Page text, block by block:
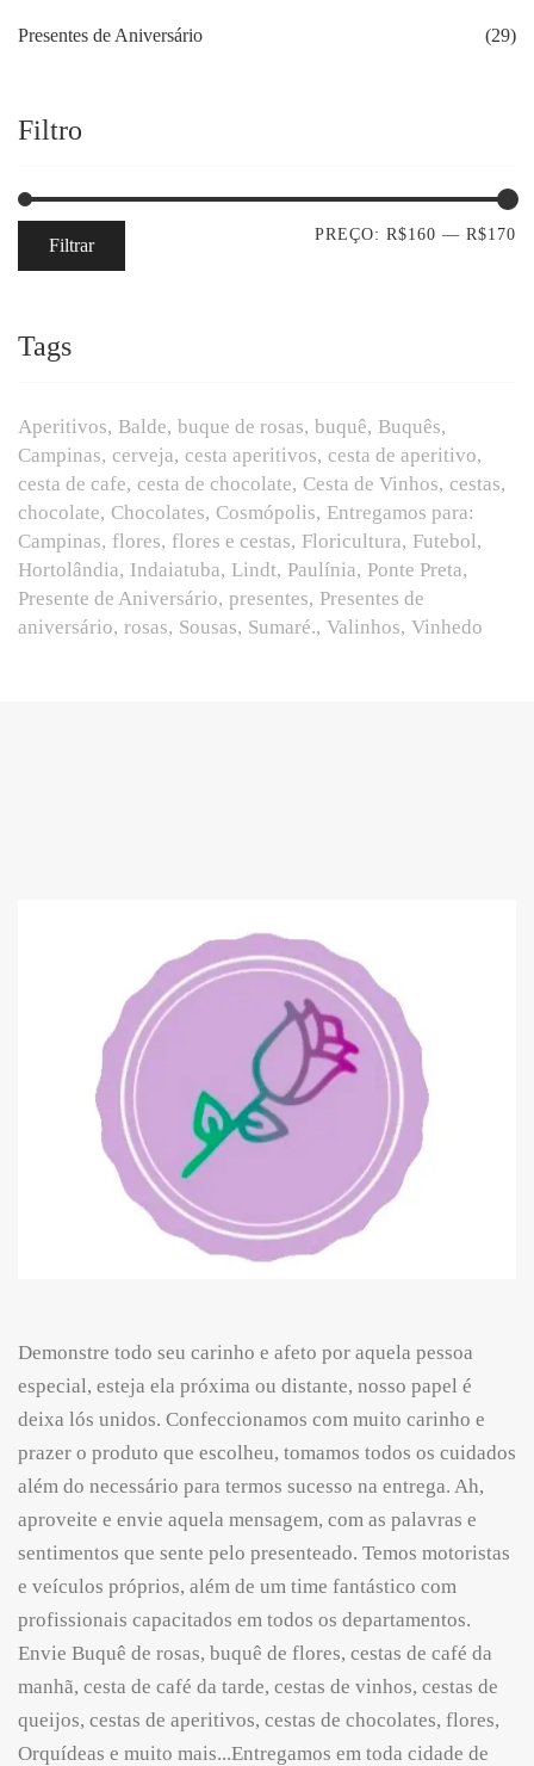
Presentes de Aniversário (29)
Filtro
Filtrar
PREÇO: R$160 — R$170
Tags
Aperitivos Balde buque de rosas buquê Buquês
Campinas cerveja cesta aperitivos cesta de aperitivo
cesta de cafe cesta de chocolate Cesta de Vinhos cestas
chocolate Chocolates Cosmópolis Entregamos para:
Campinas flores flores e cestas Floricultura Futebol
Hortolândia Indaiatuba Lindt Paulínia Ponte Preta
Presente de Aniversário presentes Presentes de
aniversário rosas Sousas Sumaré. Valinhos Vinhedo
Demonstre todo seu carinho e afeto por aquela pessoa
especial, esteja ela próxima ou distante, nosso papel é
deixa lós unidos. Confeccionamos com muito carinho e
prazer o produto que escolheu, tomamos todos os cuidados
além do necessário para termos sucesso na entrega. Ah,
aproveite e envie aquela mensagem, com as palavras e
sentimentos que sente pelo presenteado. Temos motoristas
e veículos próprios, além de um time fantástico com
profissionais capacitados em todos os departamentos.
Envie Buquê de rosas, buquê de flores, cestas de café da
manhã, cesta de café da tarde, cestas de vinhos, cestas de
queijos, cestas de aperitivos, cestas de chocolates, flores,
Orquídeas e muito mais...Entregamos em toda cidade de